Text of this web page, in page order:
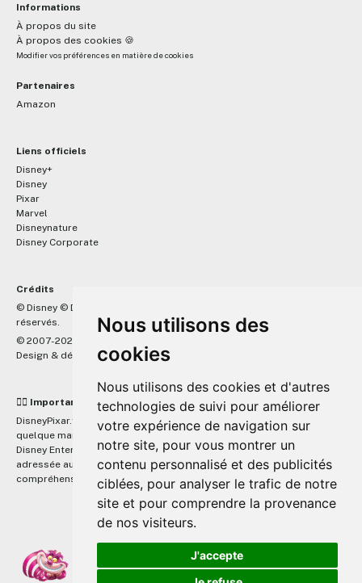
Nous utilisons des
cookies
Nous utilisons des cookies et d'autres
technologies de suivi pour améliorer
votre expérience de navigation sur
notre site, pour vous montrer un
contenu personnalisé et des publicités
ciblées, pour analyser le trafic de notre
site et pour comprendre la provenance
de nos visiteurs.
J'accepte
Informations
À propos du site
À propos des cookies 🍪
Modifier vos préférences en matière de cookies
Partenaires
Amazon
Liens officiels
Disney+
Disney
Pixar
Marvel
Disneynature
Disney Corporate
Crédits
© Disney © Disney/Pixar © &
réservés.
© 2007-2026 DisneyPixar.fr
Design & développement : MonsieurPaul
☝🏼 Important
DisneyPixar.fr est un site indépendant et n'est en aucun cas lié de
quelque manière que ce soit avec The Walt Disney Company, Pixar,
Disney Enterprises, Inc ou leurs dérivés ou associés. Toute demande
adressée aux studios Disney ou Pixar sera ignorée. Merci de votre
compréhension.